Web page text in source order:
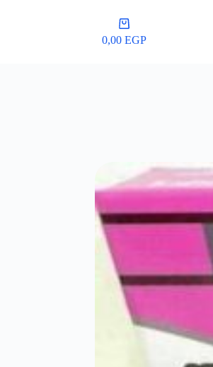
عربة
التسوق
0,00EGP